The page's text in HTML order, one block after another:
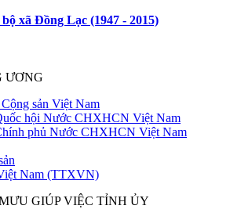
xã Đồng Lạc (1947 - 2015)
ƯƠNG
sản Việt Nam
hội Nước CHXHCN Việt Nam
phủ Nước CHXHCN Việt Nam
Nam (TTXVN)
GIÚP VIỆC TỈNH ỦY